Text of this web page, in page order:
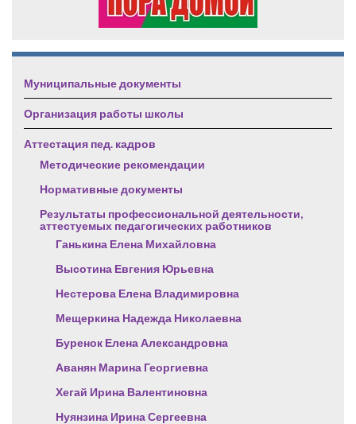
Муниципальные документы
Организация работы школы
Аттестация пед. кадров
Методические рекомендации
Нормативные документы
Результаты профессиональной деятельности,
аттестуемых педагогических работников
Ганькина Елена Михайловна
Высотина Евгения Юрьевна
Нестерова Елена Владимировна
Мещеркина Надежда Николаевна
Буренок Елена Александровна
Аванян Марина Георгиевна
Хегай Ирина Валентиновна
Нуянзина Ирина Сергеевна